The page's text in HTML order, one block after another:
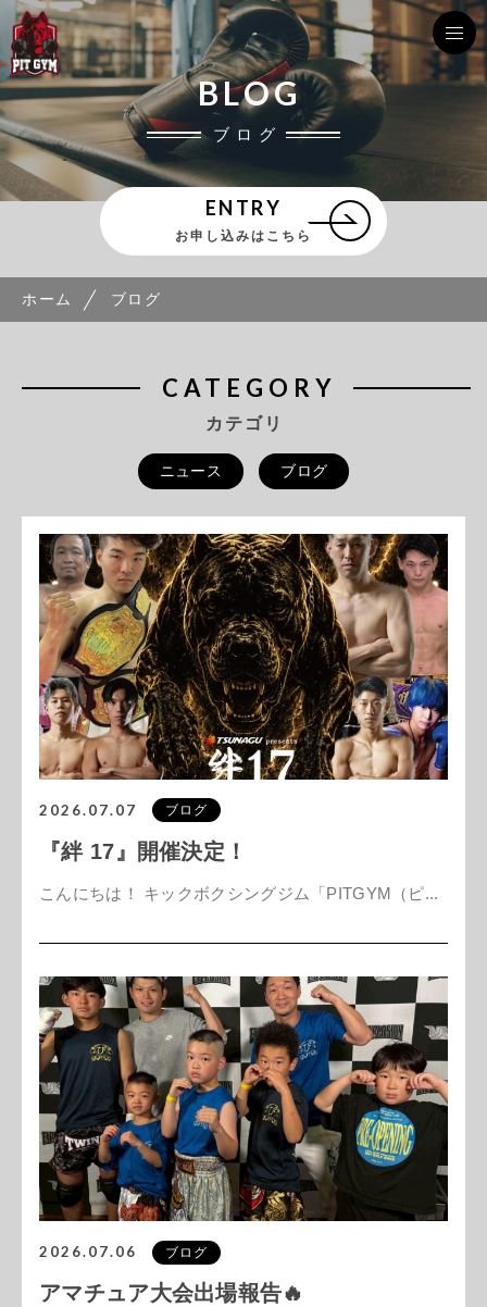
BLOG
ブログ
ENTRY
お申し込みはこちら
ホーム ブログ
CATEGORY
カテゴリ
ニュース ブログ
2026.07.07 ブログ
『絆 17』開催決定！
こんにちは！ キックボクシングジム「PITGYM（ピ...
2026.07.06 ブログ
アマチュア大会出場報告🔥